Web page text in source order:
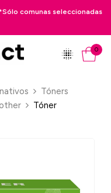
comunas seleccionadas
0
Tóners
Tóner